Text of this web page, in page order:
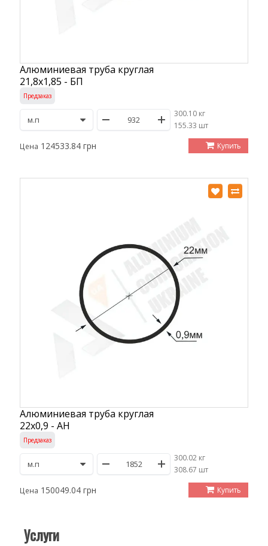
Алюминиевая труба круглая
21,8х1,85 - БП
Предзаказ
300.10 кг
/155.33 шт
Цена 124533.84 грн Купить
Алюминиевая труба круглая
22х0,9 - АН
Предзаказ
300.02 кг
/308.67 шт
Цена 150049.04 грн Купить
Услуги